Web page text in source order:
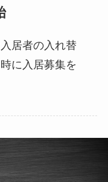
居者の入れ替
に入居募集を